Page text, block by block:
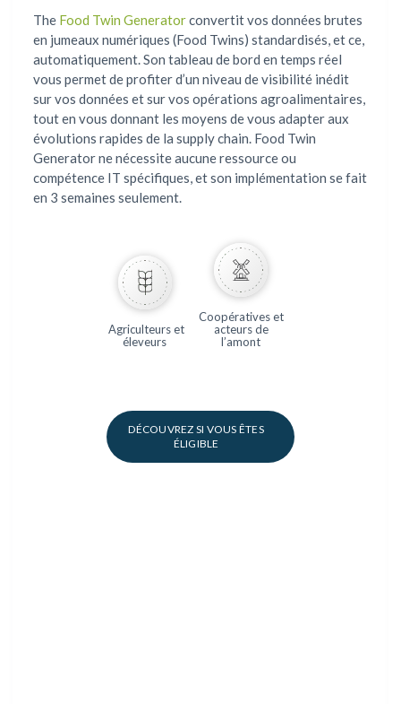
The Food Twin Generatorconvertit vos données brutes
en jumeaux numériques (Food Twins) standardisés, et ce,
automatiquement. Son tableau de bord en temps réel
vous permet de profiter d’un niveau de visibilité inédit
sur vos données et sur vos opérations agroalimentaires,
tout en vous donnant les moyens de vous adapter aux
évolutions rapides de la supply chain. Food Twin
Generator ne nécessite aucune ressource ou
compétence IT spécifiques, et son implémentation se fait
en 3 semaines seulement.
Agriculteurs et
éleveurs
Coopératives et
acteurs de
l’amont
DÉCOUVREZ SI VOUS ÊTES
ÉLIGIBLE